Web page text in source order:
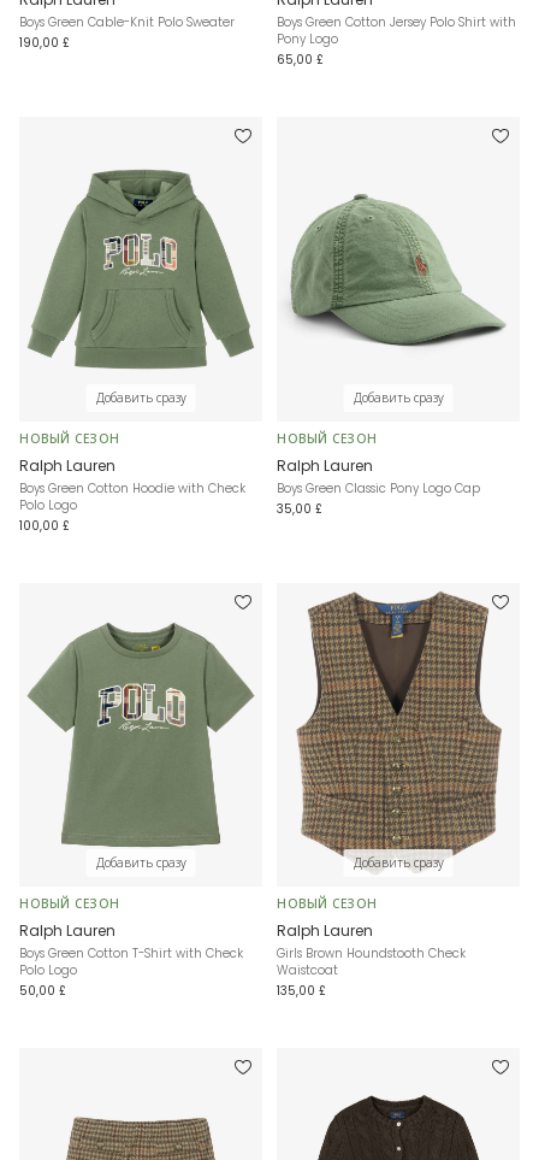
Boys Green Cable-Knit Polo Sweater
190,00 £
Boys Green Cotton Jersey Polo Shirt with
Pony Logo
65,00 £
Добавить сразу
НОВЫЙ СЕЗОН
Ralph Lauren
Boys Green Cotton Hoodie with Check
Polo Logo
100,00 £
Добавить сразу
НОВЫЙ СЕЗОН
Ralph Lauren
Boys Green Classic Pony Logo Cap
35,00 £
Добавить сразу
НОВЫЙ СЕЗОН
Ralph Lauren
Boys Green Cotton T-Shirt with Check
Polo Logo
50,00 £
Добавить сразу
НОВЫЙ СЕЗОН
Ralph Lauren
Girls Brown Houndstooth Check
Waistcoat
135,00 £